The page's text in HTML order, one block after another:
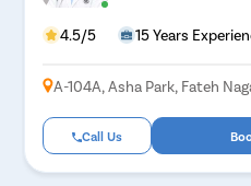
4.5/5 15 Years
A-104A, Asha Park, Fateh
Call Us